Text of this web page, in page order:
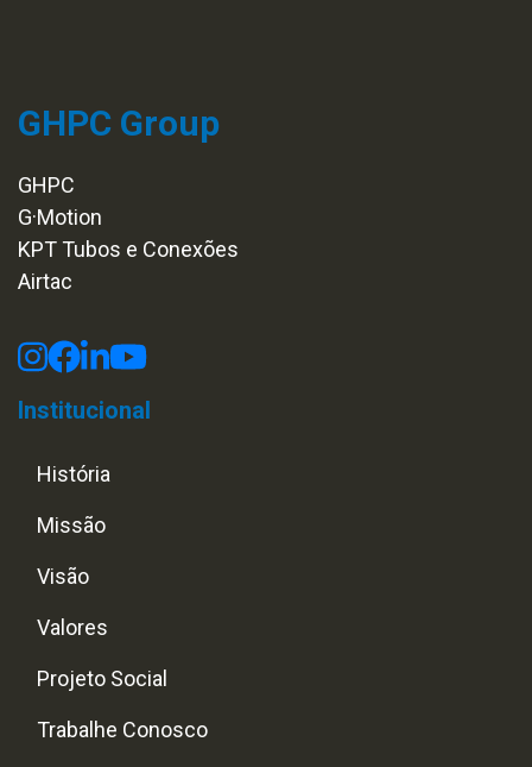
GHPC Group
GHPC
G·Motion
KPT Tubos e Conexões
Airtac
Institucional
História
Missão
Visão
Valores
Projeto Social
Trabalhe Conosco